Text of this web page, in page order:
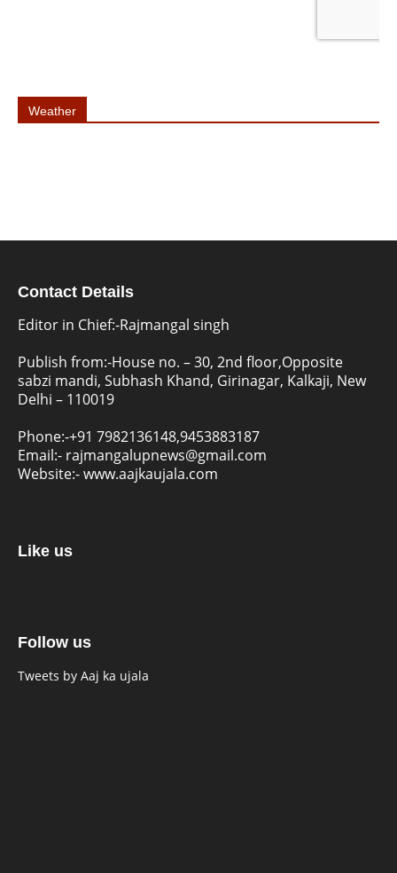
Weather
Contact Details
Editor in Chief:-Rajmangal singh
Publish from:-House no. – 30, 2nd floor,Opposite
sabzi mandi, Subhash Khand, Girinagar, Kalkaji, New
Delhi – 110019
Phone:-+91 7982136148,9453883187
Email:- rajmangalupnews@gmail.com
Website:-www.aajkaujala.com
Like us
Follow us
Tweets by Aaj ka ujala